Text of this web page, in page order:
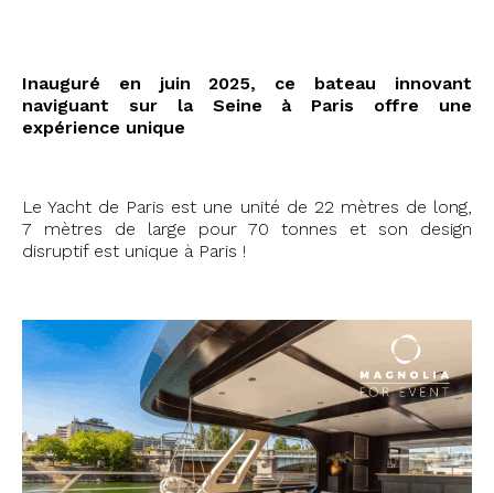
Inauguré en juin 2025, ce bateau innovant
naviguant sur la Seine à Paris offre une
expérience unique
Le Yacht de Paris est une unité de 22 mètres de long,
7 mètres de large pour 70 tonnes et son design
disruptif est unique à Paris !